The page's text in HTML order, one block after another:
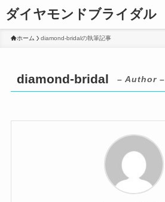
ダイヤモンドブライダル
ホーム diamond-bridalの執筆記事
diamond-bridal – Author –